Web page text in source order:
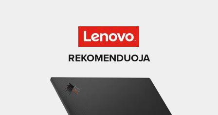
REKOMENDUOJA